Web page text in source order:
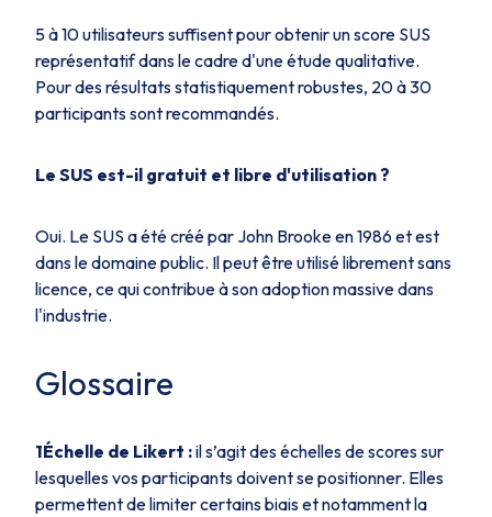
5 à 10 utilisateurs suffisent pour obtenir un score SUS
représentatif dans le cadre d'une étude qualitative.
Pour des résultats statistiquement robustes, 20 à 30
participants sont recommandés.
Le SUS est-il gratuit et libre d'utilisation ?
Oui. Le SUS a été créé par John Brooke en 1986 et est
dans le domaine public. Il peut être utilisé librement sans
licence, ce qui contribue à son adoption massive dans
l'industrie.
Glossaire
1Échelle de Likert :il s’agit des échelles de scores sur
lesquelles vos participants doivent se positionner. Elles
permettent de limiter certains biais et notamment la